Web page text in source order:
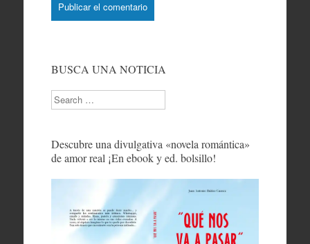
BUSCA UNA NOTICIA
Search
Descubre una divulgativa «novela romántica»
de amor real ¡En ebook y ed. bolsillo!